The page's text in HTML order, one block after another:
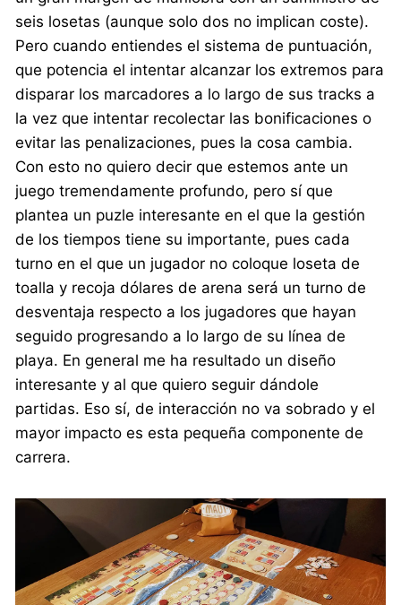
seis losetas (aunque solo dos no implican coste).
Pero cuando entiendes el sistema de puntuación,
que potencia el intentar alcanzar los extremos para
disparar los marcadores a lo largo de sus tracks a
la vez que intentar recolectar las bonificaciones o
evitar las penalizaciones, pues la cosa cambia.
Con esto no quiero decir que estemos ante un
juego tremendamente profundo, pero sí que
plantea un puzle interesante en el que la gestión
de los tiempos tiene su importante, pues cada
turno en el que un jugador no coloque loseta de
toalla y recoja dólares de arena será un turno de
desventaja respecto a los jugadores que hayan
seguido progresando a lo largo de su línea de
playa. En general me ha resultado un diseño
interesante y al que quiero seguir dándole
partidas. Eso sí, de interacción no va sobrado y el
mayor impacto es esta pequeña componente de
carrera.